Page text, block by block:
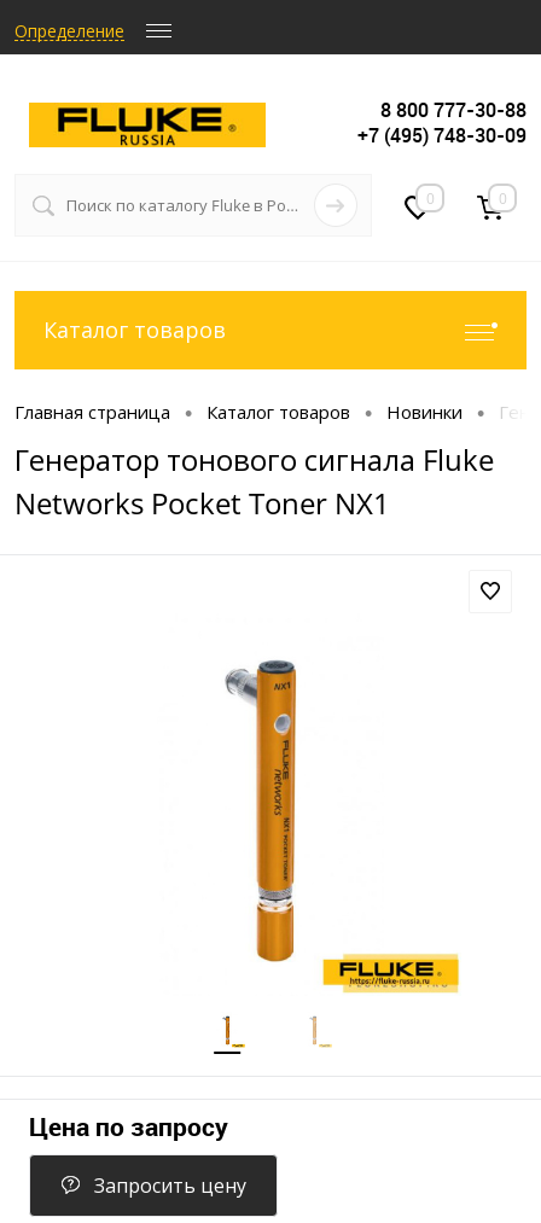
Определение
8 800 777-30-88
+7 (495) 748-30-09
0 0
Каталог товаров
Главная страница • Каталог товаров • Новинки •
Генератор тонового сигнала Fluke
Networks Pocket Toner NX1
Цена по запросу
Запросить цену